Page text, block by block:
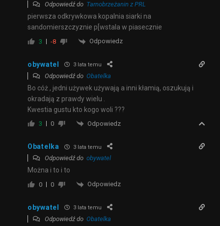
Odpowiedź do Tarnobrzeżanin z PRL
pierwsza odkrywkowa kopalnia siarki na
sandomierszczyznie p[wstala w piasecznie
3 -8 Odpowiedz
obywatel 3 lata temu
Odpowiedź do Obatelka
Bo cóż , jedni używek używają a inni kłamią, oszukują i
okradają z prawdy wielu .
Kwestia gustu kto kogo woli ???
3 0 Odpowiedz
Obatelka 3 lata temu
Odpowiedź do obywatel
Można i to i to
0 0 Odpowiedz
obywatel 3 lata temu
Odpowiedź do Obatelka